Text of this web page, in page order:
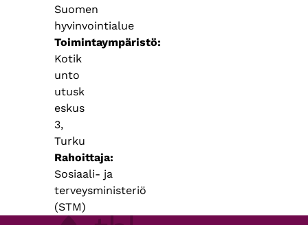
Suomen
hyvinvointialue
Toimintaympäristö
Kotik
unto
utusk
eskus
3,
Turku
Rahoittaja
Sosiaali- ja
terveysministeriö
(STM)